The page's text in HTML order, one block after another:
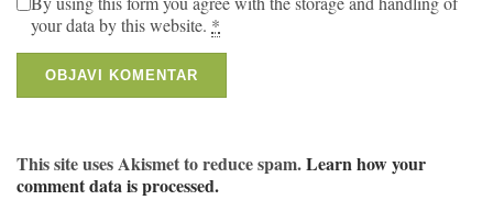
your data by this website. *
This site uses Akismet to reduce spam.Learn how your
comment data is processed.